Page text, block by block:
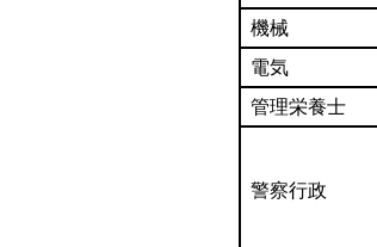
機械
電気
管理栄養士
警察行政